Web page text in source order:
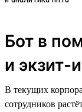
Бот в
и экзит-
В текущих
сотрудников